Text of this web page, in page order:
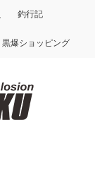
釣行記
黒爆ショッピング